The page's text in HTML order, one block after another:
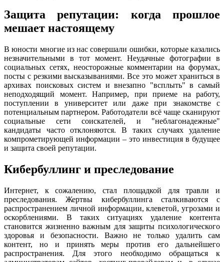
Защита репутации: когда прошлое
мешает настоящему
В юности многие из нас совершали ошибки, которые казались
незначительными в тот момент. Неудачные фотографии в
социальных сетях, неосторожные комментарии на форумах,
посты с резкими высказываниями. Все это может храниться в
архивах поисковых систем и внезапно "всплыть" в самый
неподходящий момент. Например, при приеме на работу,
поступлении в университет или даже при знакомстве с
потенциальным партнером. Работодатели всё чаще сканируют
социальные сети соискателей, и "неблагонадежные"
кандидаты часто отклоняются. В таких случаях удаление
компрометирующей информации – это инвестиция в будущее
и защита своей репутации.
Кибербуллинг и преследование
Интернет, к сожалению, стал площадкой для травли и
преследования. Жертвы кибербуллинга сталкиваются с
распространением личной информации, клеветой, угрозами и
оскорблениями. В таких ситуациях удаление контента
становится жизненно важным для защиты психологического
здоровья и безопасности. Важно не только удалить сам
контент, но и принять меры против его дальнейшего
распространения. Для этого необходимо обращаться к